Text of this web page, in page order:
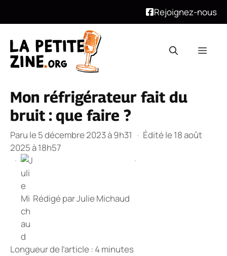
Rejoignez-nous
contenu
Mon réfrigérateur fait du
bruit : que faire ?
Paru le 5 décembre 2023 à 9h31 · Édité le 18 août
2025 à 18h57
·
Rédigé parJulie Michaud
·
Longueur de l’article : 4 minutes